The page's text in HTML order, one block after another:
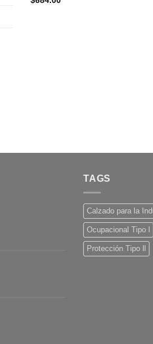
TAGS
Calzado para la
Ocupacional Tipo l
Protección Tipo ll